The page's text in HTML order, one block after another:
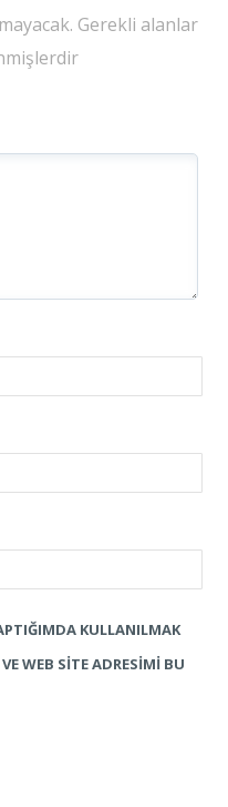
Gerekli alanlar
KULLANILMAK
WEB SITE ADRESIMI BU